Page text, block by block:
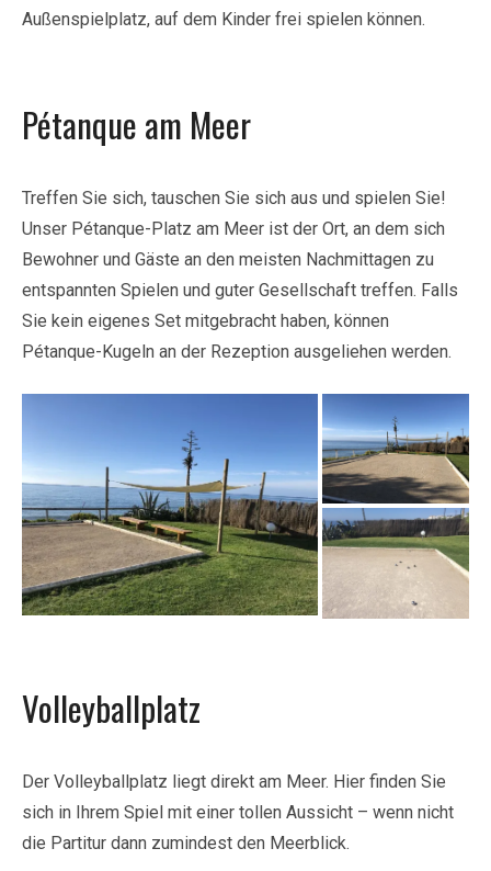
Außenspielplatz, auf dem Kinder frei spielen können.
Pétanque am Meer
Treffen Sie sich, tauschen Sie sich aus und spielen Sie!
Unser Pétanque-Platz am Meer ist der Ort, an dem sich
Bewohner und Gäste an den meisten Nachmittagen zu
entspannten Spielen und guter Gesellschaft treffen. Falls
Sie kein eigenes Set mitgebracht haben, können
Pétanque-Kugeln an der Rezeption ausgeliehen werden.
Volleyballplatz
Der Volleyballplatz liegt direkt am Meer. Hier finden Sie
sich in Ihrem Spiel mit einer tollen Aussicht – wenn nicht
die Partitur dann zumindest den Meerblick.